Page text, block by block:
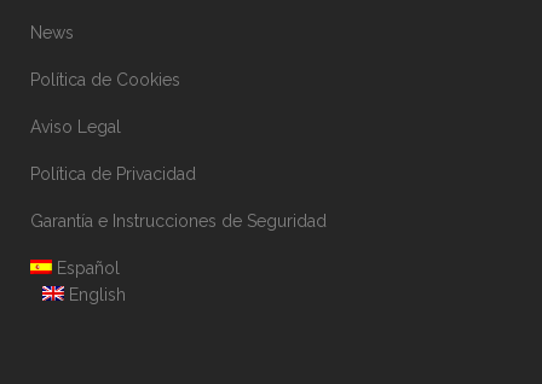
News
Política de Cookies
Aviso Legal
Política de Privacidad
Garantía e Instrucciones de Seguridad
Español
English